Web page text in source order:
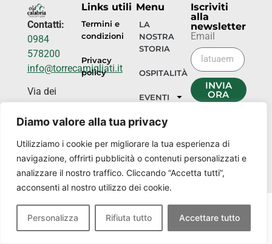
Diamo valore alla tua privacy
Utilizziamo i cookie per migliorare la tua esperienza di
navigazione, offrirti pubblicità o contenuti personalizzati e
analizzare il nostro traffico. Cliccando “Accetta tutti”,
acconsenti al nostro utilizzo dei cookie.
Personalizza Rifiuta tutto Accettare tutto
Contatti:
0984
578200
info@torrecamigliati.it
Via dei
18, 87052
Silano CS
Links utili
Termini e
condizioni
Privacy
policy
Menu
LA
NOSTRA
STORIA
OSPITALITÀ
EVENTI
I
LUOGHI
Iscriviti
alla
newsletter
Email
INVIA
ORA